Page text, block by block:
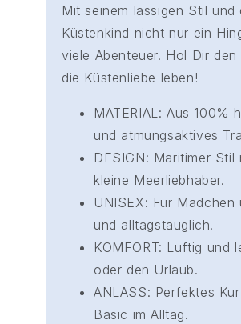
Mit seinem lässigen Stil
Küstenkind nicht nur ein
viele Abenteuer. Hol Dir
die Küstenliebe leben!
MATERIAL: Aus
und atmungsaktives
DESIGN: Maritimer
kleine Meerliebhaber.
UNISEX: Für
und alltagstauglich.
KOMFORT: Luftig und
oder den Urlaub.
ANLASS: Perfektes
Basic im Alltag.